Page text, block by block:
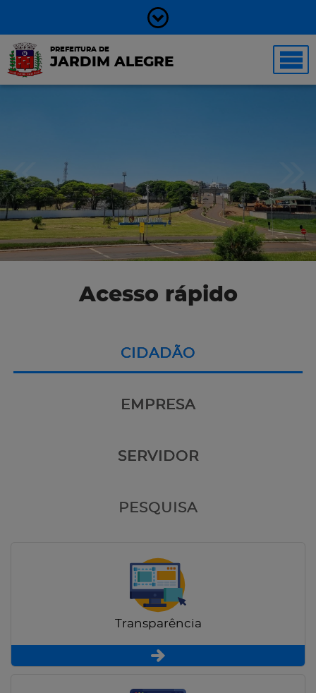
PREFEITURA DE
JARDIM ALEGRE
Acesso rápido
CIDADÃO
EMPRESA
SERVIDOR
PESQUISA
Transparência